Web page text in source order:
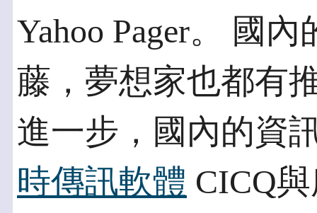
Yahoo Pager。 國
藤，夢想家也都有
進一步，國內的資
時傳訊軟體 CICQ